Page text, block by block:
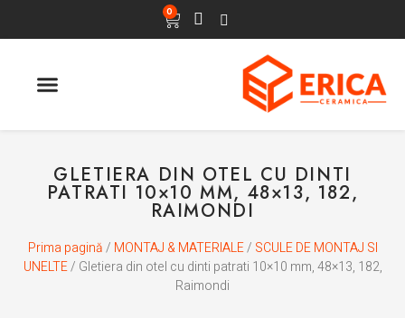
0
GLETIERA DIN OTEL CU DINTI
PATRATI 10×10 MM, 48×13, 182,
RAIMONDI
Prima pagină/ MONTAJ & MATERIALE/ SCULE DE MONTAJ SI
UNELTE/ Gletiera din otel cu dinti patrati 10×10 mm, 48×13, 182,
Raimondi